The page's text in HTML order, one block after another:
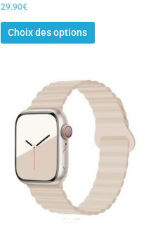
29.90€
Choix des options
produit
Ce
produit
a
plusieurs
variations.
Les
options
peuvent
être